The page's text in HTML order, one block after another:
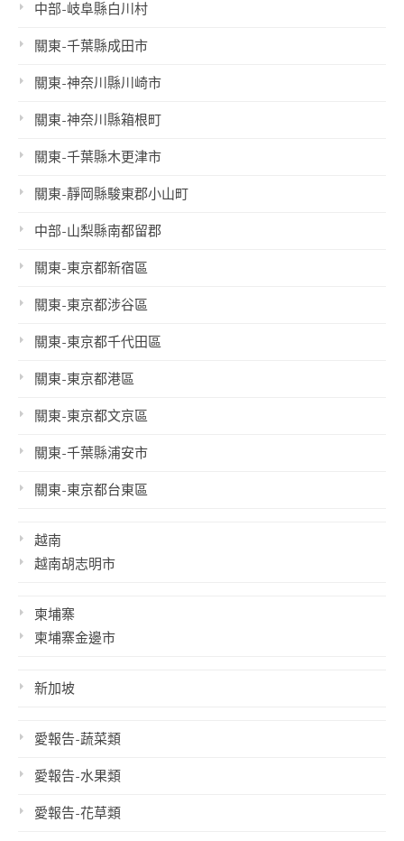
中部-岐阜縣白川村
關東-千葉縣成田市
關東-神奈川縣川崎市
關東-神奈川縣箱根町
關東-千葉縣木更津市
關東-靜岡縣駿東郡小山町
中部-山梨縣南都留郡
關東-東京都新宿區
關東-東京都涉谷區
關東-東京都千代田區
關東-東京都港區
關東-東京都文京區
關東-千葉縣浦安市
關東-東京都台東區
越南
越南胡志明市
柬埔寨
柬埔寨金邊市
新加坡
愛報告-蔬菜類
愛報告-水果類
愛報告-花草類